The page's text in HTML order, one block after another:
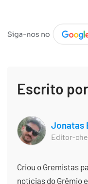
Escrito por
Jonatas
Editor-
Criou o Gremistas
notícias do Grêmio